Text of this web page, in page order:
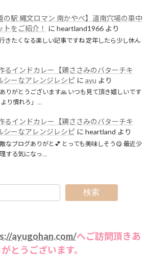
の駅 縄文ロマン 南かやべ】道南穴場の車中
トをご紹介！
に heartland1966より
きたくなる楽しい記事ですね 定年したら少し休ん
るインドカレー【鶏ささみのバターチキ
シーなアレンジレシピ に ayu より
りがとうございます🙏 いつも見て頂き嬉しいです
り慣れろ」…
るインドカレー【鶏ささみのバターチキ
シーなアレンジレシピ に heartland より
なブログありがと💕 とっても美味しそう😋 最近少
する気になっ…
検索
ayugohan.com/へご訪問頂きあ
がとうございます。